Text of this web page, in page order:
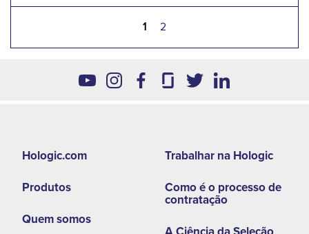
1 2
Hologic.com
Produtos
Quem somos
second
menu
-
Trabalhar na Hologic
Como é o processo de
contratação